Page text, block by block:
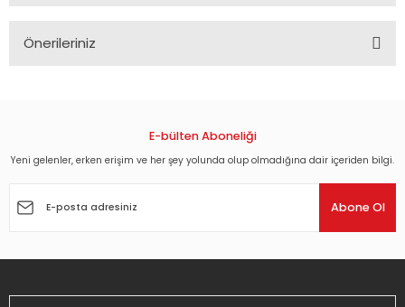
Önerileriniz
Görüş ve önerileriniz için teşekkür ederiz.
Ürün açıklamasında eksik bilgiler bulunuyor.
E-bülten Aboneliği
Yeni gelenler, erken erişim ve her şey yolunda olup olmadığına dair içeriden bilgi.
Abone Ol